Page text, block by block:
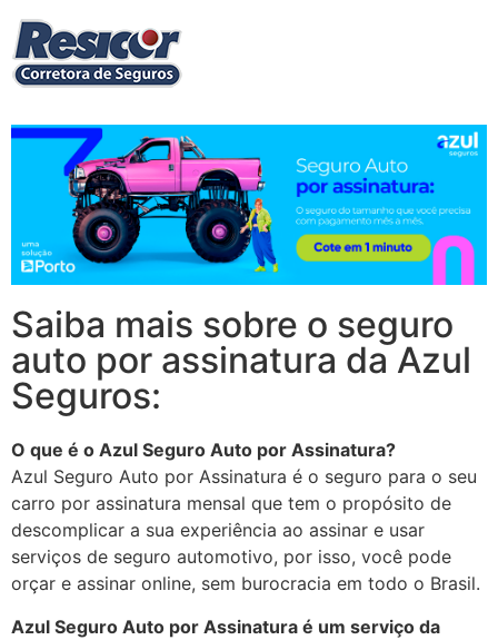
Saiba mais sobre o seguro
auto por assinatura da Azul
Seguros:
O que é o Azul Seguro Auto por Assinatura?
Azul Seguro Auto por Assinatura é o seguro para o seu
carro por assinatura mensal que tem o propósito de
descomplicar a sua experiência ao assinar e usar
serviços de seguro automotivo, por isso, você pode
orçar e assinar online, sem burocracia em todo o Brasil.
Azul Seguro Auto por Assinatura é um serviço da